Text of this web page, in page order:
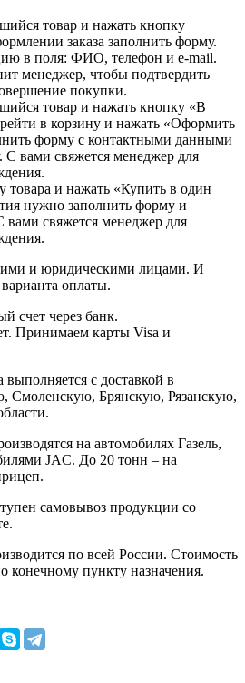
товар и нажать кнопку
заказа заполнить форму.
в поля: ФИО, телефон и e-mail.
менеджер, чтобы подтвердить
покупки.
товар и нажать кнопку «В
в корзину и нажать «Оформить
форму с контактными данными
С вами свяжется менеджер для
товара и нажать «Купить в один
нужно заполнить форму и
вами свяжется менеджер для
и юридическими лицами. И
оплаты.
счет через банк.
Принимаем карты Visa и
с доставкой в
Смоленскую, Брянскую, Рязанскую,
на автомобилях Газель,
JAC. До 20 тонн – на
самовывоз продукции со
по всей России. Стоимость
конечному пункту назначения.